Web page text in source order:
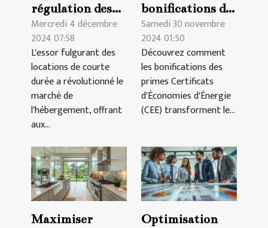
régulation des
locations
courtes durées
et leurs impacts
juridiques
Mercredi 4 décembre
2024 07:58
L'essor fulgurant des
locations de courte
durée a révolutionné le
marché de
l'hébergement, offrant
aux...
bonifications des
primes CEE
améliorent le
chauffage dans
l'immobilier
collectif
Samedi 30 novembre
2024 01:50
Découvrez comment
les bonifications des
primes Certificats
d'Économies d'Énergie
(CEE) transforment le...
Maximiser
Optimisation